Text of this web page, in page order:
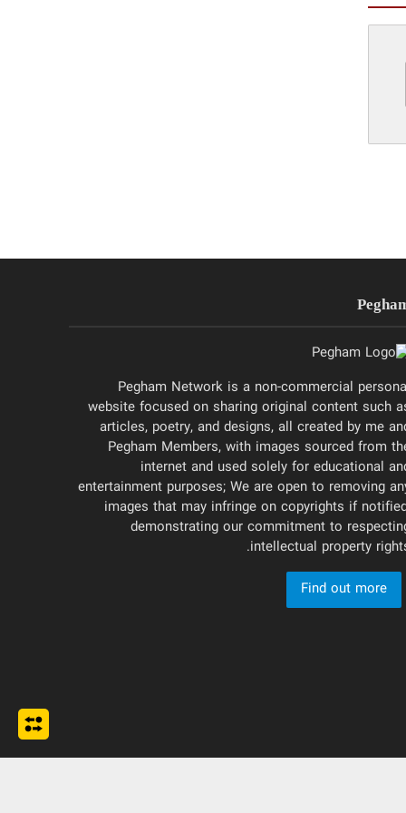
Pegham Network is a non-commercial
website focused on sharing original content such
articles, poetry, and designs, all created by me
Pegham Members, with images sourced from
internet and used solely for educational
entertainment purposes; We are open to removing
images that may infringe on copyrights if
demonstrating our commitment to
intellectual property
Find out more